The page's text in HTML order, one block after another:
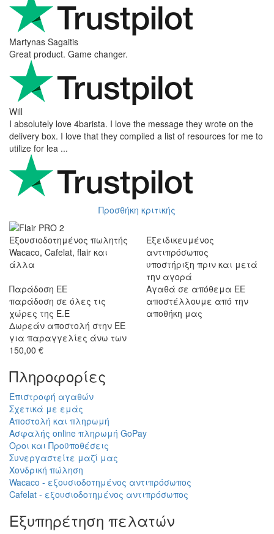
Martynas Sagaitis
Great product. Game changer.
Will
I absolutely love 4barista. I love the message they wrote on the
delivery box. I love that they compiled a list of resources for me to
utilize for lea ...
Προσθήκη κριτικής
Εξουσιοδοτημένος πωλητής
Wacaco, Cafelat, flair και
άλλα
Εξειδικευμένος
αντιπρόσωπος
υποστήριξη πριν και μετά
την αγορά
Παράδοση ΕΕ
παράδοση σε όλες τις
χώρες της Ε.Ε
Αγαθά σε απόθεμα ΕΕ
αποστέλλουμε από την
αποθήκη μας
Δωρεάν αποστολή στην ΕΕ
για παραγγελίες άνω των
150,00 €
Πληροφορίες
Επιστροφή αγαθών
Σχετικά με εμάς
Αποστολή και πληρωμή
Ασφαλής online πληρωμή GoPay
Οροι και Προϋποθέσεις
Συνεργαστείτε μαζί μας
Χονδρική πώληση
Wacaco - εξουσιοδοτημένος αντιπρόσωπος
Cafelat - εξουσιοδοτημένος αντιπρόσωπος
Εξυπηρέτηση πελατών